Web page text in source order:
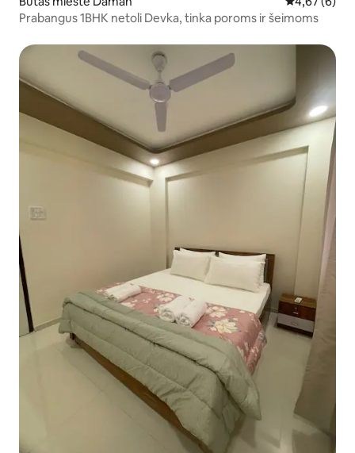
Prabangus 1BHK netoli Devka, tinka poroms ir šeimoms